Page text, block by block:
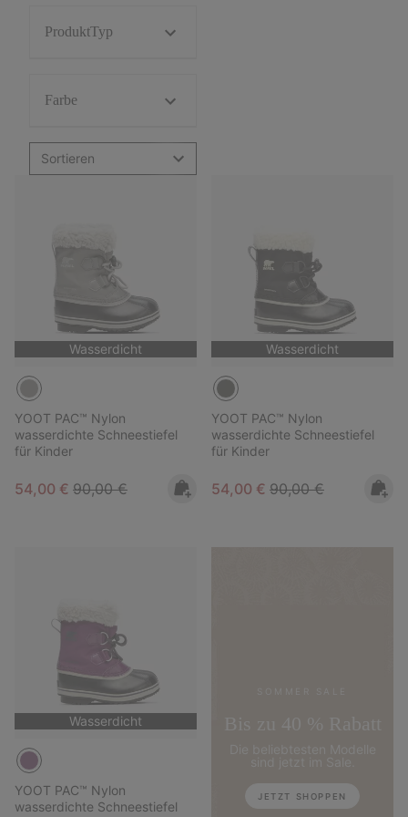
ProduktTyp
Farbe
Sortieren
Wasserdicht
YOOT PAC™ Nylon
wasserdichte Schneestiefel
für Kinder
Sale price:
54,00 € Regular price:
90,00 €
Wasserdicht
YOOT PAC™ Nylon
wasserdichte Schneestiefel
für Kinder
Sale price:
54,00 € Regular price:
90,00 €
Wasserdicht
YOOT PAC™ Nylon
wasserdichte Schneestiefel
JETZT SHOPPEN